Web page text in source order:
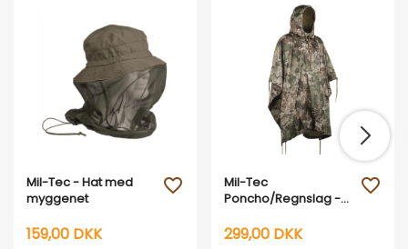
Mil-Tec - Hat med
myggenet
159,00 DKK
favorite_outline
Mil-Tec
Poncho/Regnslag -
Z2 Camouflage
299,00 DKK
favorite_outline